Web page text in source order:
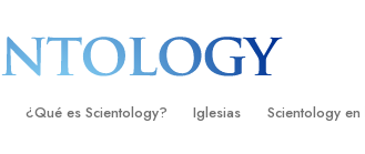
¿Qué es Scientology? Iglesias Scientology